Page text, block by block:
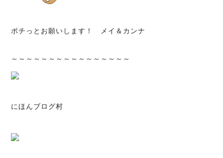
ポチっとお願いします！ メイ＆カンナ
～～～～～～～～～～～～～～～～
にほんブログ村